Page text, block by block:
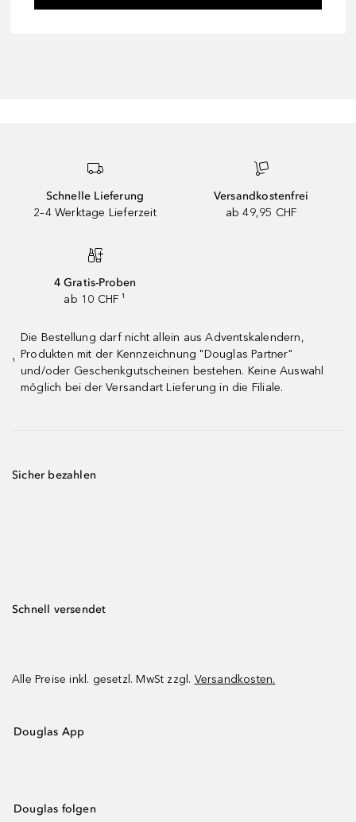
Schnelle Lieferung
2–4 Werktage Lieferzeit
Versandkostenfrei
ab 49,95 CHF
4 Gratis-Proben
ab 10 CHF ¹
¹
Die Bestellung darf nicht allein aus Adventskalendern,
Produkten mit der Kennzeichnung "Douglas Partner"
und/oder Geschenkgutscheinen bestehen. Keine Auswahl
möglich bei der Versandart Lieferung in die Filiale.
Sicher bezahlen
Schnell versendet
Alle Preise inkl. gesetzl. MwSt zzgl. Versandkosten.
Douglas App
Douglas folgen